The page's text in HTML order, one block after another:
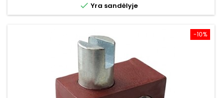
 Yra sandėlyje
−10%